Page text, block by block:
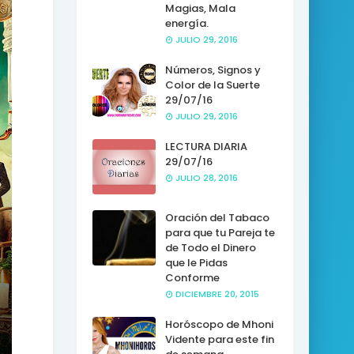
Magias, Mala
energía.
JULIO 29, 2016
Números, Signos y
Color de la Suerte
29/07/16
JULIO 29, 2016
LECTURA DIARIA
29/07/16
JULIO 28, 2016
Oración del Tabaco
para que tu Pareja te
de Todo el Dinero
que le Pidas
Conforme
DICIEMBRE 20, 2015
Horóscopo de Mhoni
Vidente para este fin